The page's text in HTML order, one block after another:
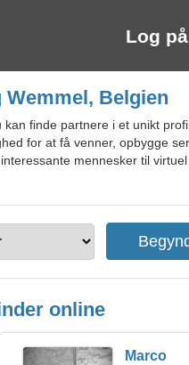
Log på
Belgien
finde partnere i et unikt
for at få venner, opbygge
mennesker til
online
Marco